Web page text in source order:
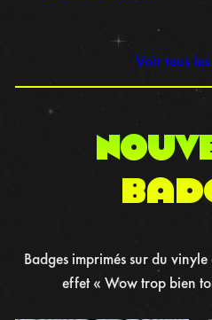
Voir tous
Badges imprimés sur du
effet « Wow trop bien